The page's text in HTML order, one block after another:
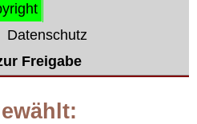
Datenschutz
Freigabe